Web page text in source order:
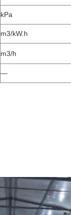
kPa
m3/kW.h
m3/h
—